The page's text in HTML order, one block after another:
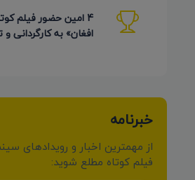
4 امین حضور فیلم
افغان» به کارگردانی
خبرنامه
از مهمترین اخبار و رویدادهای
فیلم کوتاه مطلع شوید: